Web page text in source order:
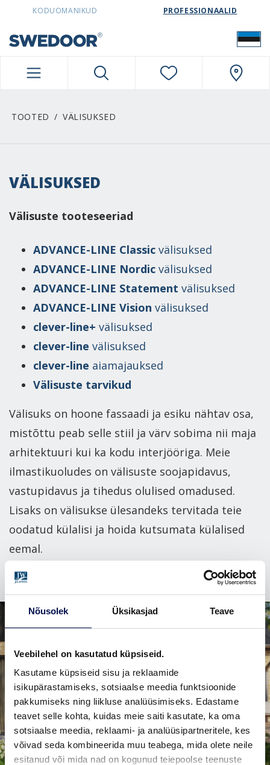
Nõusolek Üksikasjad Teave
Veebilehel on kasutatud küpsiseid.
Kasutame küpsiseid sisu ja reklaamide
isikupärastamiseks, sotsiaalse meedia funktsioonide
pakkumiseks ning liikluse analüüsimiseks. Edastame
teavet selle kohta, kuidas meie saiti kasutate, ka oma
sotsiaalse meedia, reklaami- ja analüüsipartneritele, kes
võivad seda kombineerida muu teabega, mida olete neile
esitanud või mida nad on kogunud teiepoolse teenuste
SWEDOORESTONIA NAVIGATION
KODUOMANIKUD PROFESSIONAALID
TOOTED VÄLISUKSED
VÄLISUKSED
Välisuste tooteseeriad
ADVANCE-LINE Classic välisuksed
ADVANCE-LINE Nordic välisuksed
ADVANCE-LINE Statement välisuksed
ADVANCE-LINE Vision välisuksed
clever-line+ välisuksed
clever-line välisuksed
clever-line aiamajauksed
Välisuste tarvikud
Välisuks on hoone fassaadi ja esiku nähtav osa,
mistõttu peab selle stiil ja värv sobima nii maja
arhitektuuri kui ka kodu interjööriga. Meie
ilmastikuoludes on välisuste soojapidavus,
vastupidavus ja tihedus olulised omadused.
Lisaks on välisukse ülesandeks tervitada teie
oodatud külalisi ja hoida kutsumata külalised
eemal.